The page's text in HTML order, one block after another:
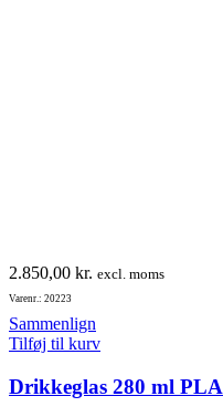
2.850,00 kr. excl. moms
Varenr.: 20223
Sammenlign
Tilføj til kurv
Drikkeglas 280 ml PLA